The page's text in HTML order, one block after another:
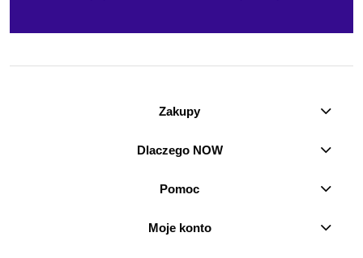
Zakupy
Dlaczego NOW
Pomoc
Moje konto